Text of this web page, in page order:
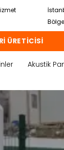
ÜRETİCİSİ
Akustik